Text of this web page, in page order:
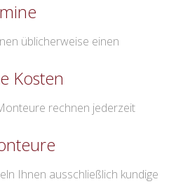
üblicherweise einen
Kosten
rechnen jederzeit
Ihnen ausschließlich kundige